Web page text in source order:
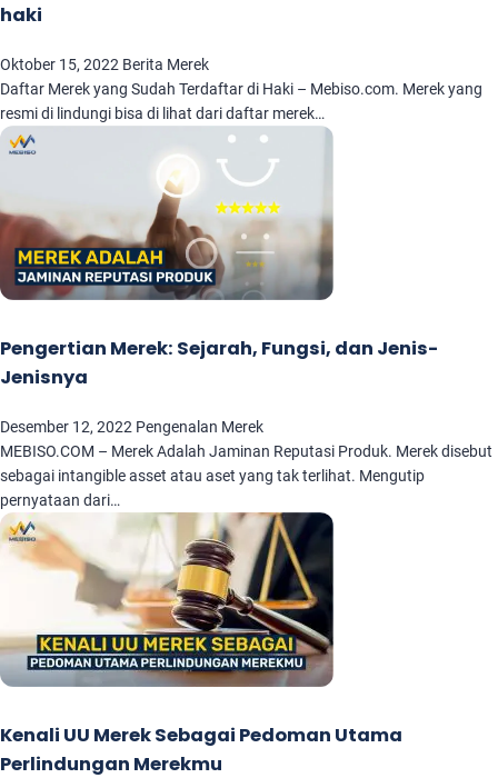
haki
Oktober 15, 2022 Berita Merek
Daftar Merek yang Sudah Terdaftar di Haki – Mebiso.com. Merek yang
resmi di lindungi bisa di lihat dari daftar merek…
Pengertian Merek: Sejarah, Fungsi, dan Jenis-
Jenisnya
Desember 12, 2022 Pengenalan Merek
MEBISO.COM – Merek Adalah Jaminan Reputasi Produk. Merek disebut
sebagai intangible asset atau aset yang tak terlihat. Mengutip
pernyataan dari…
Kenali UU Merek Sebagai Pedoman Utama
Perlindungan Merekmu